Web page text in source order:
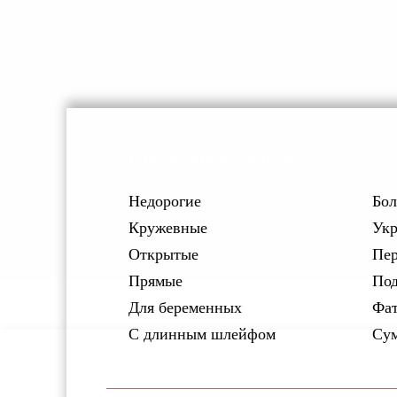
Недорогие
Кружевные
Открытые
Прямые
Для беременных
С длинным шлейфом